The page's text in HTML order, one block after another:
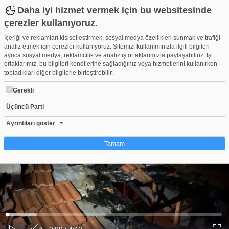
Daha iyi hizmet vermek için bu websitesinde
çerezler kullanıyoruz.
İçeriği ve reklamları kişiselleştirmek, sosyal medya özellikleri sunmak ve trafiği
analiz etmek için çerezler kullanıyoruz. Sitemizi kullanımınızla ilgili bilgileri
ayrıca sosyal medya, reklamcılık ve analiz iş ortaklarımızla paylaşabiliriz. İş
ortaklarımız, bu bilgileri kendilerine sağladığınız veya hizmetlerini kullanırken
topladıkları diğer bilgilerle birleştirebilir.
Gerekli
Üçüncü Parti
Ayrıntıları göster
Tamam
Çerez nedir?
Çerezler, web-sitelerinin, kullanıcıların deneyimlerini daha verimli hale getirmek
amacıyla kullandığı küçük metin dosyalarıdır. Yasalara göre, bu sitenin
işletilmesi için kesinlikle gerekli olan çerezleri cihazınıza yerleştirebiliyoruz.
Diğer çerez türleri için sizden izin almamız gerekiyor. Bu site farklı çerez türleri
kullanmaktadır. Bazı çerezler, sayfalarımızda yer alan üçüncü şahıs hizmetleri
tarafından yerleştirilir. İzniniz şu alanlar için geçerlidir: web.tv
Ses
Yüklendi:
0%
Yükleniyor:
0%
Bursa'da şüpheli yangın kabusu! Aynı apartman yine yandı...